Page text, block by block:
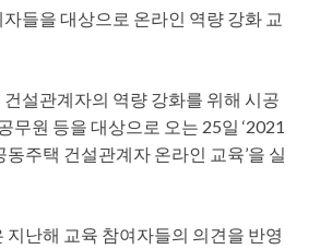
들을 대상으로 온라인 역량 강화 교
설관계자의 역량 강화를 위해 시공
무원 등을 대상으로 오는 25일 ‘2021
동주택 건설관계자 온라인 교육’을 실
지난해 교육 참여자들의 의견을 반영